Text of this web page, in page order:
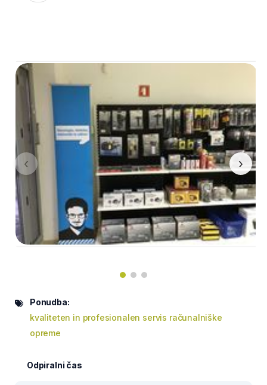
‹ ›
Ponudba:
kvaliteten in profesionalen servis računalniške
opreme
Odpiralni čas